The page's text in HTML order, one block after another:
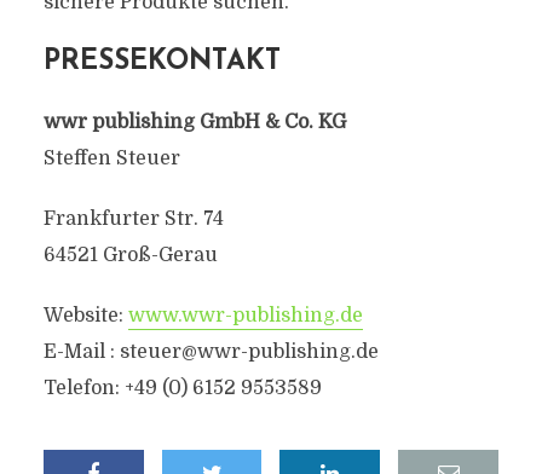
PRESSEKONTAKT
wwr publishing GmbH & Co. KG
Steffen Steuer
Frankfurter Str. 74
64521 Groß-Gerau
Website: www.wwr-publishing.de
E-Mail : steuer@wwr-publishing.de
Telefon: +49 (0) 6152 9553589